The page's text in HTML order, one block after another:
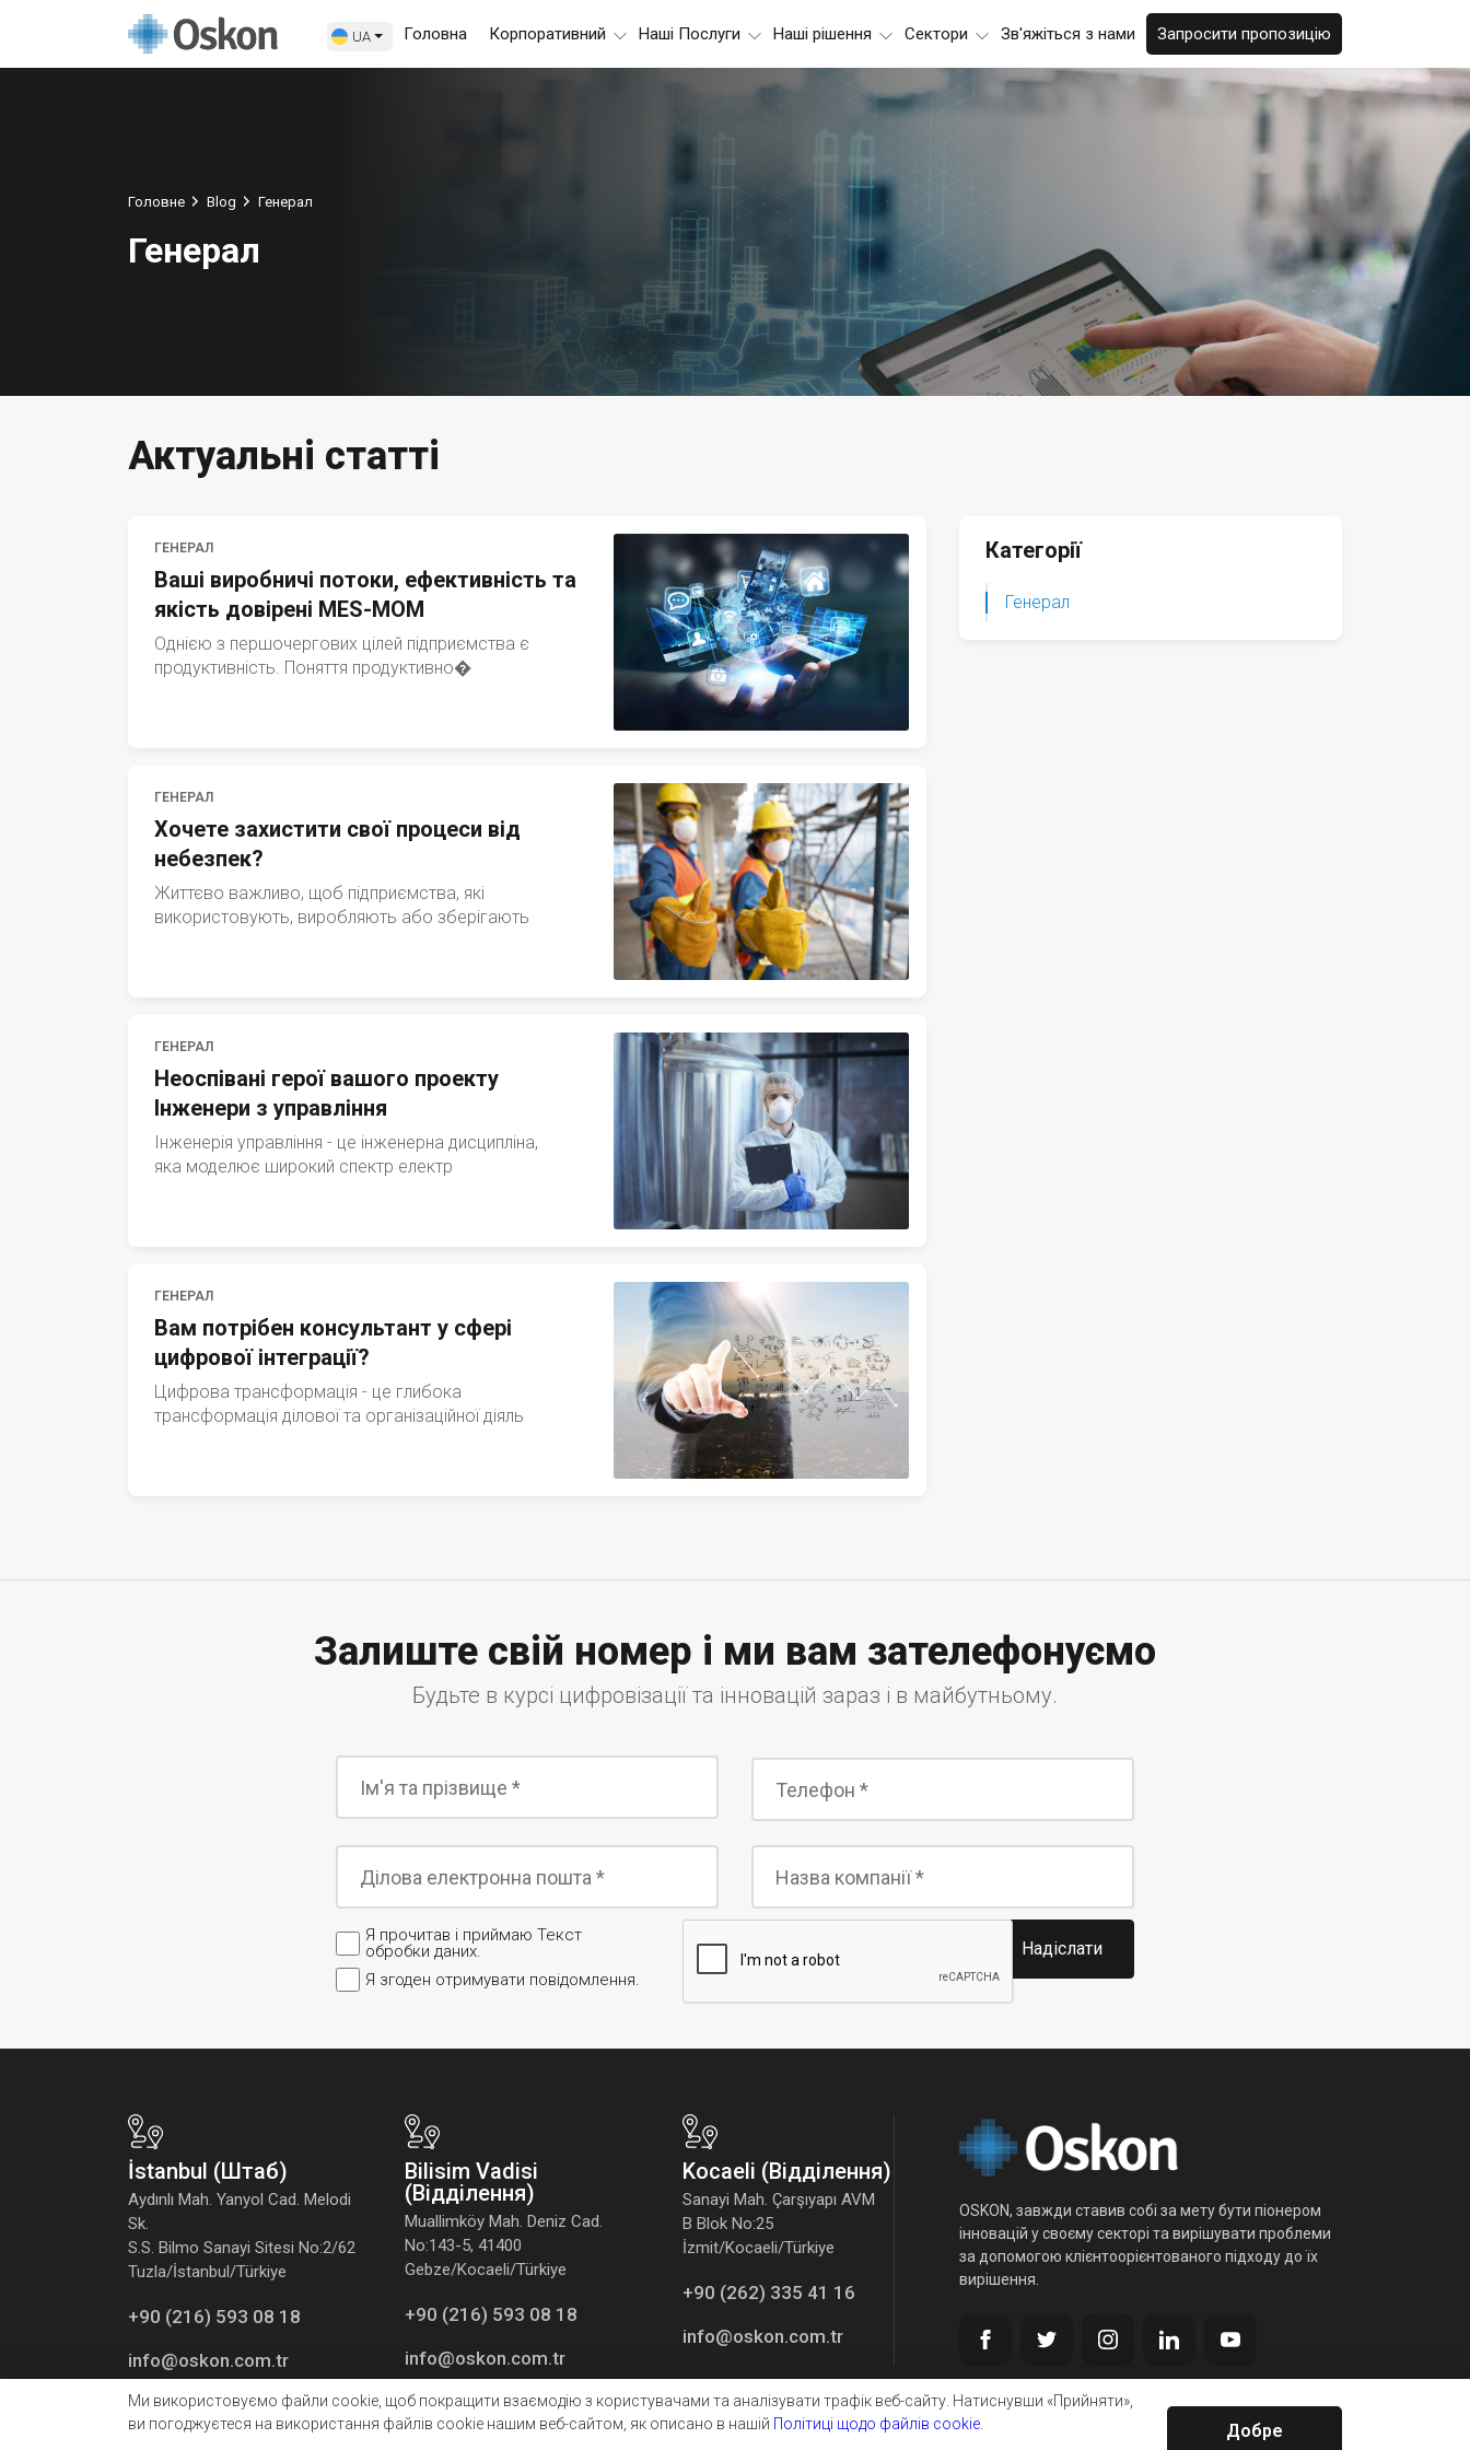
UA Головна Корпоративний Наші Послуги Наші рішення Сектори Зв'яжіться з нами Запросити пропозицію
Головне Blog Генерал
Генерал
Актуальні статті
ГЕНЕРАЛ
Ваші виробничі потоки, ефективність та
якість довірені MES-MOM
Однією з першочергових цілей підприємства є
продуктивність. Поняття продуктивно�
ГЕНЕРАЛ
Хочете захистити свої процеси від
небезпек?
Життєво важливо, щоб підприємства, які
використовують, виробляють або зберігають
ГЕНЕРАЛ
Неоспівані герої вашого проекту
Інженери з управління
Інженерія управління - це інженерна дисципліна,
яка моделює широкий спектр електр
ГЕНЕРАЛ
Вам потрібен консультант у сфері
цифрової інтеграції?
Цифрова трансформація - це глибока
трансформація ділової та організаційної діяль
Категорії
Генерал
Залиште свій номер і ми вам зателефонуємо
Будьте в курсі цифровізації та інновацій зараз і в майбутньому.
Я прочитав і приймаю Текст
обробки даних.
Я згоден отримувати повідомлення.
Надіслати
İstanbul (Штаб)
Aydınlı Mah. Yanyol Cad. Melodi
Sk.
S.S. Bilmo Sanayi Sitesi No:2/62
Tuzla/İstanbul/Türkiye
+90 (216) 593 08 18
info@oskon.com.tr
Bilisim Vadisi
(Відділення)
Muallimköy Mah. Deniz Cad.
No:143-5, 41400
Gebze/Kocaeli/Türkiye
+90 (216) 593 08 18
info@oskon.com.tr
Kocaeli (Відділення)
Sanayi Mah. Çarşıyapı AVM
B Blok No:25
İzmit/Kocaeli/Türkiye
+90 (262) 335 41 16
info@oskon.com.tr
OSKON, завжди ставив собі за мету бути піонером
інновацій у своєму секторі та вирішувати проблеми
за допомогою клієнтоорієнтованого підходу до їх
вирішення.
Ми використовуємо файли cookie, щоб покращити взаємодію з користувачами та аналізувати трафік веб-сайту. Натиснувши «Прийняти»,
ви погоджуєтеся на використання файлів cookie нашим веб-сайтом, як описано в нашій Політиці щодо файлів cookie Добре